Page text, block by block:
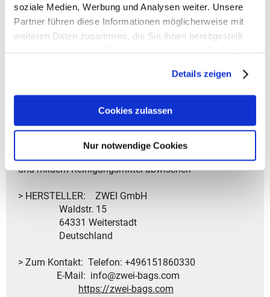
soziale Medien, Werbung und Analysen weiter. Unsere
Partner führen diese Informationen möglicherweise mit
weiteren Daten zusammen, die Sie ihnen bereitgestellt
Details zeigen
Cookies zulassen
Nur notwendige Cookies
- Zwei separate Smartphone-Abteile
- Innenliegende Tasche mit Verschluss
- Kleine Tasche zum Abnehmen
> Material: aus 100% Polyester, Applikationen: 100%
Polyurethan
und mildem Reinigungsmittel abwischen
> HERSTELLER: ZWEI GmbH
Waldstr. 15
64331 Weiterstadt
Deutschland
> Zum Kontakt: Telefon: +496151860330
E-Mail: info@zwei-bags.com
https://zwei-bags.com